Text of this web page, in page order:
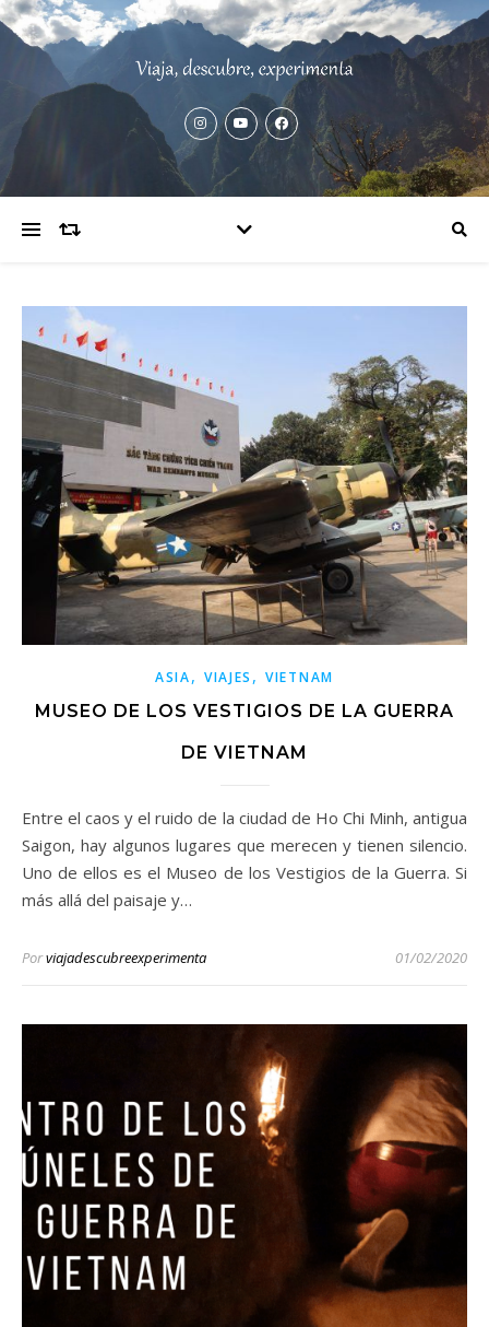
ASIA, VIAJES ,VIETNAM
MUSEO DE LOS VESTIGIOS DE LA GUERRA
DE VIETNAM
Entre el caos y el ruido de la ciudad de Ho Chi Minh, antigua
Saigon, hay algunos lugares que merecen y tienen silencio.
Uno de ellos es el Museo de los Vestigios de la Guerra. Si
más allá del paisaje y…
Porviajadescubreexperimenta 01/02/2020